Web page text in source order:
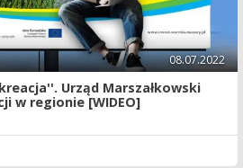
08.07.2022
Urząd Marszałkowski
w regionie [WIDEO]